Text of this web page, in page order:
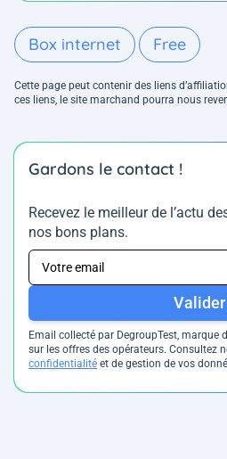
Box internet Free
Cette page peut contenir des liens
ces liens, le site marchand pourra nous
Gardons le contact !
Recevez le meilleur de l’actu
nos bons plans.
Valider
Email collecté par DegroupTest, marque
sur les offres des opérateurs. Consultez
confidentialité et de gestion de vos